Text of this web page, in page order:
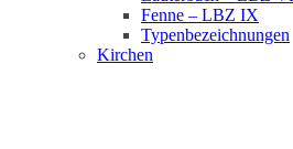
Fenne – LBZ IX
Typenbezeichnungen
Kirchen